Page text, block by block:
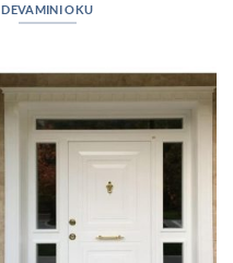
DEVAMINI OKU